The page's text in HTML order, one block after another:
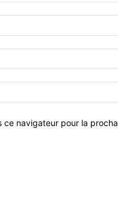
navigateur pour la